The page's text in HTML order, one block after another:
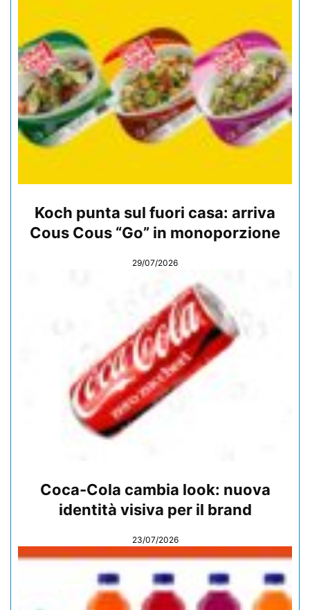
Koch punta sul fuori casa: arriva
Cous Cous “Go” in monoporzione
29/07/2026
Coca-Cola cambia look: nuova
identità visiva per il brand
23/07/2026